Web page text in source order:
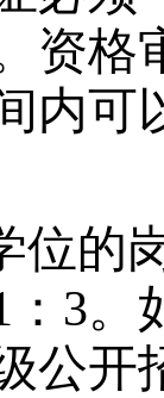
资格
内可
位的
：3。
公开